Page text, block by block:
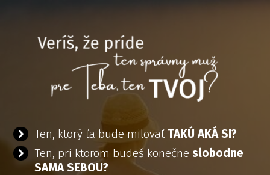
Ten, ktorý ťa bude milovaťTAKÚ AKÁ SI?
Ten, pri ktorom budeš konečneslobodne
SAMA SEBOU?